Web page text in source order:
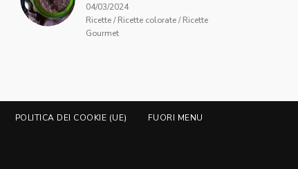
04/03/2024
Ricette / Ricette colorate / Ricette
Gourmet
POLITICA DEI COOKIE (UE)
FUORI MENU